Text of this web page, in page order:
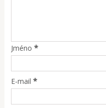
Jméno *
E-mail *